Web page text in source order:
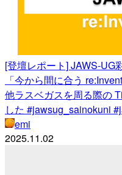
[登壇レポート] JAWS-UG
「今から間に合う
他ラスベガスを周る際の
した #jawsug_sainokuni
emi
2025.11.02